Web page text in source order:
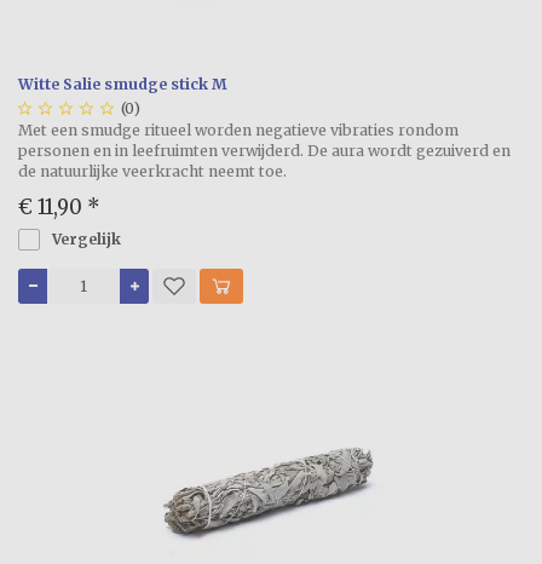
Witte Salie smudge stick M
     (0)
Met een smudge ritueel worden negatieve vibraties rondom
personen en in leefruimten verwijderd. De aura wordt gezuiverd en
de natuurlijke veerkracht neemt toe.
€ 11,90 *
Vergelijk